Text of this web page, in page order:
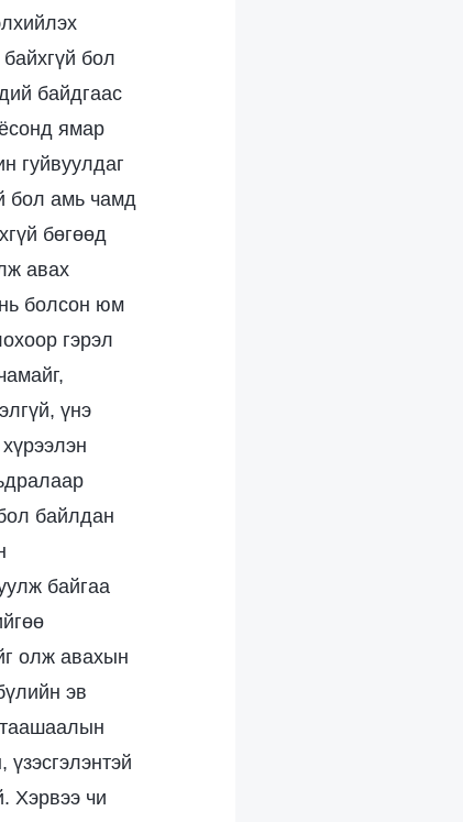
бол
байдгаас
ямар
гуйвуулдаг
бол амь чамд
бөгөөд
авах
нь болсон юм
гэрэл
үнэ
байлдан
байгаа
олж авахын
эв
Хэрвээ чи